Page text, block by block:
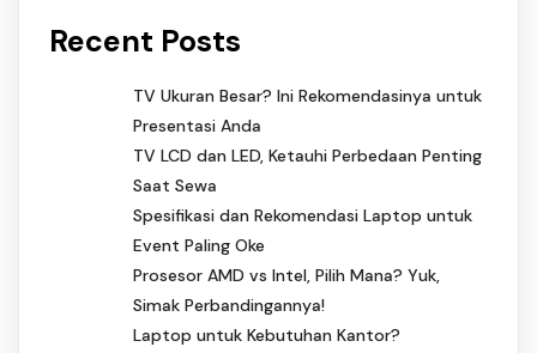
Recent Posts
TV Ukuran Besar? Ini Rekomendasinya untuk
Presentasi Anda
TV LCD dan LED, Ketauhi Perbedaan Penting
Saat Sewa
Spesifikasi dan Rekomendasi Laptop untuk
Event Paling Oke
Prosesor AMD vs Intel, Pilih Mana? Yuk,
Simak Perbandingannya!
Laptop untuk Kebutuhan Kantor?